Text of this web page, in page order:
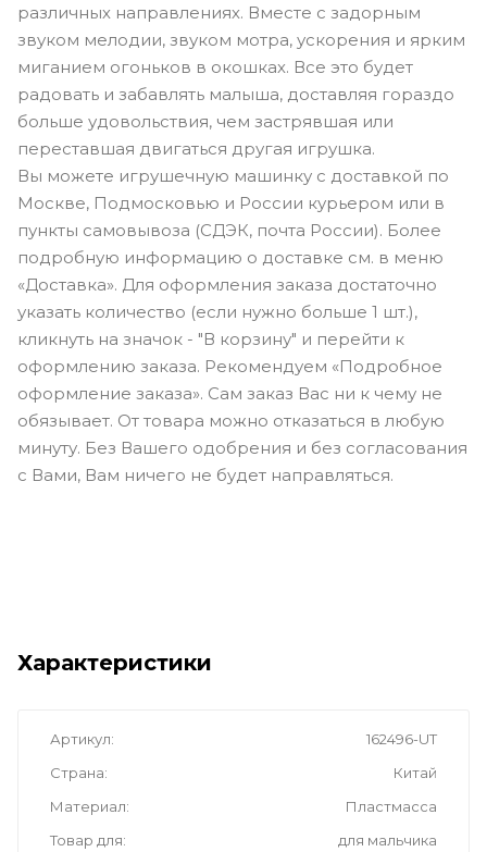
различных направлениях. Вместе с задорным
звуком мелодии, звуком мотра, ускорения и ярким
миганием огоньков в окошках. Все это будет
радовать и забавлять малыша, доставляя гораздо
больше удовольствия, чем застрявшая или
переставшая двигаться другая игрушка.
Вы можете игрушечную машинку с доставкой по
Москве, Подмосковью и России курьером или в
пункты самовывоза (СДЭК, почта России). Более
подробную информацию о доставке см. в меню
«Доставка». Для оформления заказа достаточно
указать количество (если нужно больше 1 шт.),
кликнуть на значок - "В корзину" и перейти к
оформлению заказа. Рекомендуем «Подробное
оформление заказа». Сам заказ Вас ни к чему не
обязывает. От товара можно отказаться в любую
минуту. Без Вашего одобрения и без согласования
с Вами, Вам ничего не будет направляться.
Характеристики
Артикул
162496-UT
Страна
Китай
Материал
Пластмасса
Товар для
для мальчика